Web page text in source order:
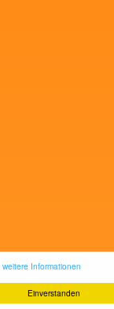
Einverstanden
weitere Informationen